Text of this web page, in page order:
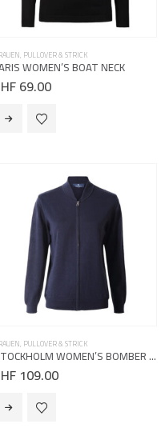
, PULLOVER & STRICK
WOMEN’S BOAT NECK
69.00
Dieses
Produkt
Optionen
können
Produktseite
gewählt
werden
, PULLOVER & STRICK
STOCKHOLM WOMEN’S BOMBER JACKET
109.00
Dieses
Produkt